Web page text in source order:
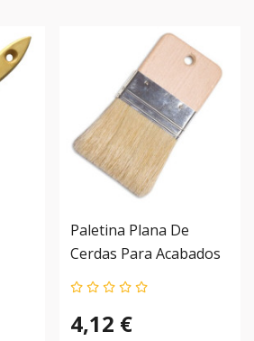
Paletina Plana De
Cerdas Para Acabados
Especiales
4,12 €